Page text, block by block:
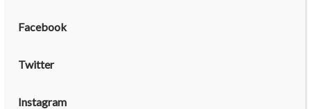
Facebook
Twitter
Instagram